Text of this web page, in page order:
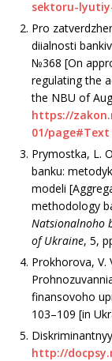
sektoru-
Pro
diialnosti
№368 [On
regulating the
the NBU of
https://
01/page#Text
Prymostka, L.
banku:
modeli
methodology
Natsionalnoho
of Ukraine, 5,
Prokhorova, V.
finansovoho
103–109 [in
http://